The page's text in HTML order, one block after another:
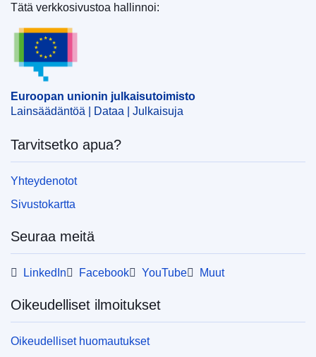
Euroopan unionin julkaisutoimisto
Tätä verkkosivustoa hallinnoi:
Euroopan unionin julkaisutoimisto
Lainsäädäntöä | Dataa | Julkaisuja
Tarvitsetko apua?
Yhteydenotot
Sivustokartta
Seuraa meitä
LinkedIn Facebook YouTube Muut
Oikeudelliset ilmoitukset
Oikeudelliset huomautukset